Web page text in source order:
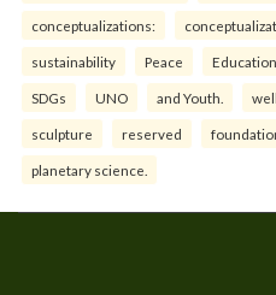
conceptualizations:
sustainability Peace Education
SDGs UNO and Youth.
sculpture reserved
planetary science.